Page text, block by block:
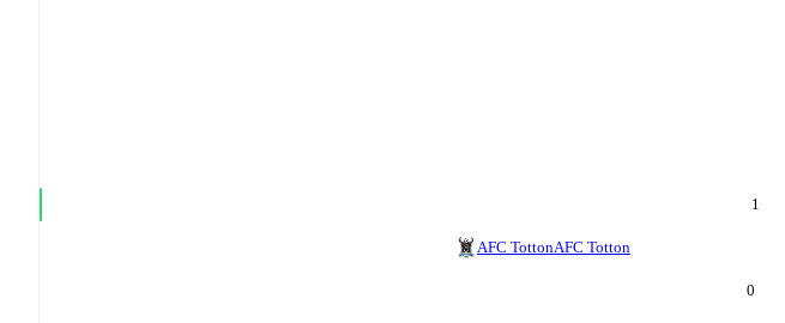
1
AFC TottonAFC Totton
0